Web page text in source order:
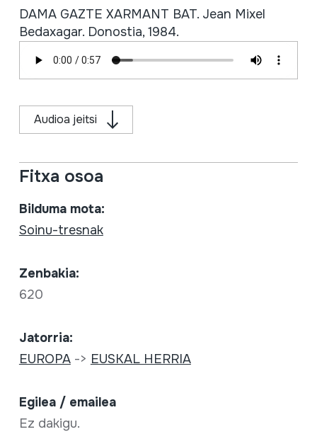
DAMA GAZTE XARMANT BAT. Jean Mixel
Bedaxagar. Donostia, 1984.
Audioa jeitsi
Fitxa osoa
Bilduma mota:
Soinu-tresnak
Zenbakia:
620
Jatorria:
EUROPA-> EUSKAL HERRIA
Egilea / emailea
Ez dakigu.